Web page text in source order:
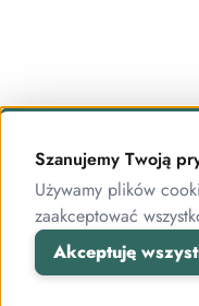
Szanujemy Twoją
Używamy plików
zaakceptować
Akceptuję